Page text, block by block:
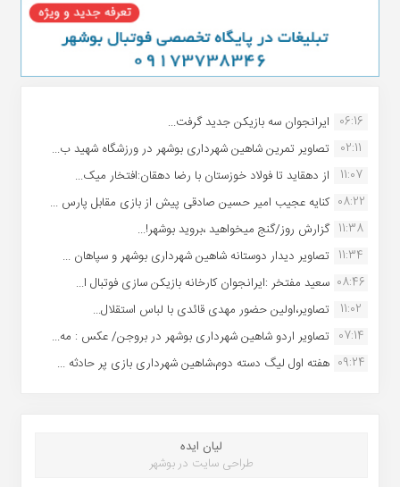
06:16 ایرانجوان سه بازیکن جدید گرفت...
02:11
تصاویر تمرین شاهین شهردارى بوشهر در ورزشگاه شهید ب...
11:07
از دهقاید تا فولاد خوزستان با رضا دهقان:افتخار میک...
08:22 کنایه عجیب امیر حسین صادقی پیش از بازی مقابل پارس ...
11:38 گزارش روز/گنج میخواهید ،بروید بوشهر!...
11:34 تصاویر دیدار دوستانه شاهین شهردارى بوشهر و سپاهان ...
08:46 سعید مفتخر :ایرانجوان کارخانه بازیکن سازی فوتبال ا...
11:02
تصاویر،اولین حضور مهدی قائدی با لباس استقلال...
07:14 تصاویر اردو شاهین شهرداری بوشهر در بروجن/ عکس : مه...
09:24 هفته اول لیگ دسته دوم،شاهین شهرداری بازی پر حادثه ...
لیان ایده
طراحی سایت در بوشهر